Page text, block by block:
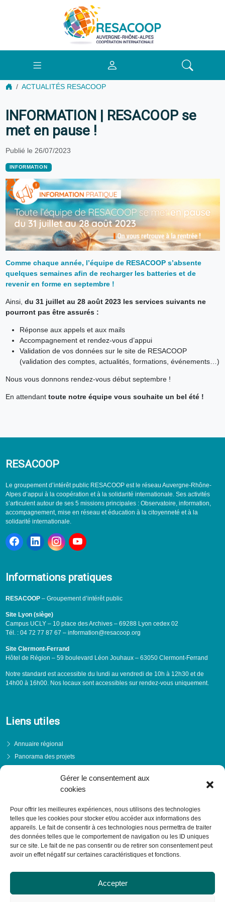
Gérer le consentement aux
cookies
Pour offrir les meilleures expériences, nous utilisons des technologies
telles que les cookies pour stocker et/ou accéder aux informations des
appareils. Le fait de consentir à ces technologies nous permettra de traiter
des données telles que le comportement de navigation ou les ID uniques
sur ce site. Le fait de ne pas consentir ou de retirer son consentement peut
avoir un effet négatif sur certaines caractéristiques et fonctions.
Accepter
ACTUALITÉS RESACOOP
INFORMATION | RESACOOP se
met en pause !
Publié le 26/07/2023
INFORMATION
Comme chaque année, l’équipe de RESACOOP s’absente
quelques semaines afin de recharger les batteries et de
revenir en forme en septembre !
Ainsi, du 31 juillet au 28 août 2023 les services suivants ne
pourront pas être assurés :
Réponse aux appels et aux mails
Accompagnement et rendez-vous d’appui
Validation de vos données sur le site de RESACOOP
(validation des comptes, actualités, formations, événements…)
Nous vous donnons rendez-vous début septembre !
En attendant toute notre équipe vous souhaite un bel été !
RESACOOP
Le groupement d’intérêt public RESACOOP est le réseau Auvergne-Rhône-
Alpes d’appui à la coopération et à la solidarité internationale. Ses activités
s’articulent autour de ses 5 missions principales : Observatoire, information,
accompagnement, mise en réseau et éducation à la citoyenneté et à la
solidarité internationale.
Informations pratiques
RESACOOP– Groupement d’intérêt public
Site Lyon (siège)
Campus UCLY – 10 place des Archives – 69288 Lyon cedex 02
Tél. : 04 72 77 87 67 – information@resacoop.org
Site Clermont-Ferrand
Hôtel de Région – 59 boulevard Léon Jouhaux – 63050 Clermont-Ferrand
Notre standard est accessible du lundi au vendredi de 10h à 12h30 et de
14h00 à 16h00. Nos locaux sont accessibles sur rendez-vous uniquement.
Liens utiles
Annuaire régional
Panorama des projets